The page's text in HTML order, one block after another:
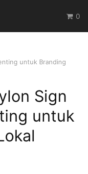
0
untuk Branding
Sign
untuk